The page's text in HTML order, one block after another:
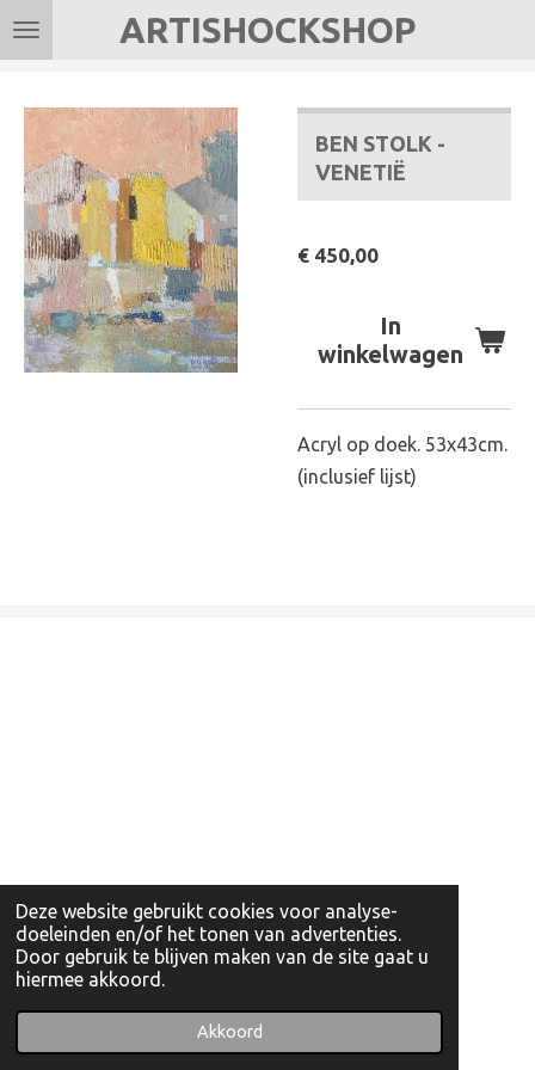
Deze website gebruikt cookies voor analyse-
doeleinden en/of het tonen van advertenties.
Door gebruik te blijven maken van de site gaat u
hiermee akkoord.
Akkoord
Ga
direct
de
hoofdinhoud
ARTISHOCKSHOP
BEN STOLK -
VENETIË
€ 450,00
In
winkelwagen
Acryl op doek. 53x43cm.
(inclusief lijst)